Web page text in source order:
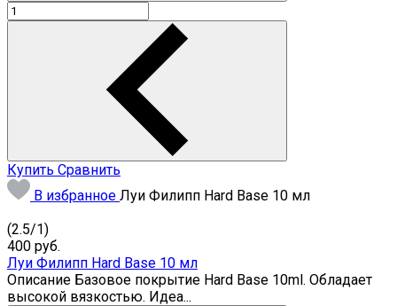
Купить Сравнить
В избранное Луи Филипп Hard Base 10 мл
(2.5/1)
400 руб.
Луи Филипп Hard Base 10 мл
Описание Базовое покрытие Hard Base 10ml. Обладает
высокой вязкостью. Идеа...